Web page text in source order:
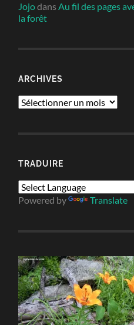
JojodansAu fil des pages
la forêt
ARCHIVES
Archives
TRADUIRE
Powered by Translate